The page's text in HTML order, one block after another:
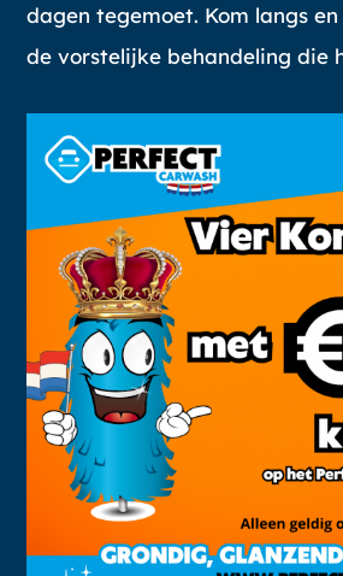
dagen tegemoet. Kom langs
de vorstelijke behandeling die